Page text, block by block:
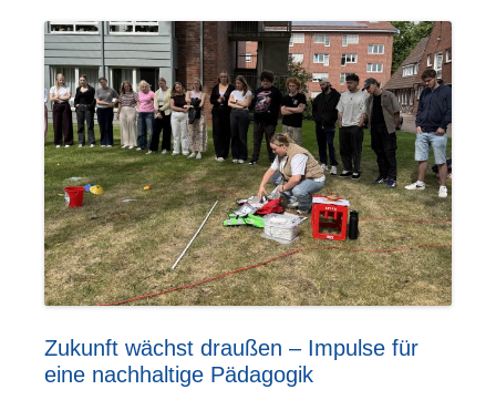
Zukunft wächst draußen – Impulse für
eine nachhaltige Pädagogik